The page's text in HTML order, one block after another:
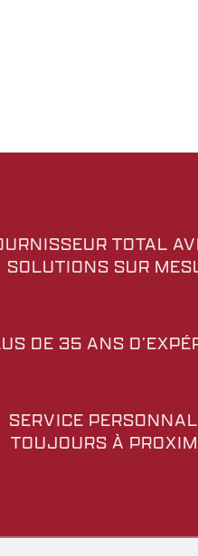
TOTAL
SOLUTIONS SUR
DE 35 ANS
SERVICE
TOUJOURS À